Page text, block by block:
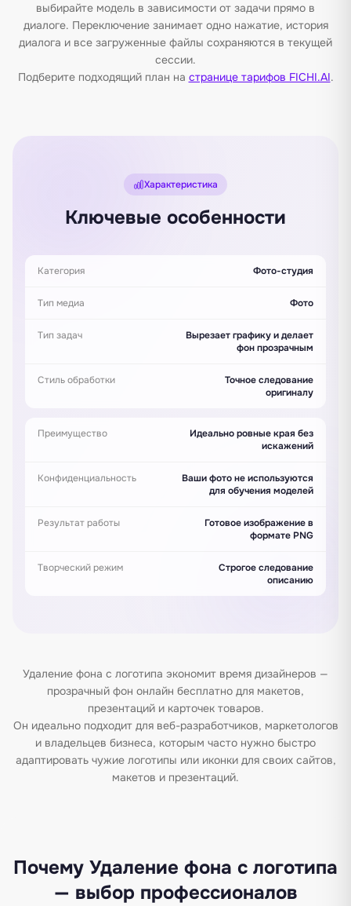
выбирайте модель в зависимости от задачи прямо в
диалоге. Переключение занимает одно нажатие, история
диалога и все загруженные файлы сохраняются в текущей
сессии.
Подберите подходящий план на странице тарифов FICHI.AI.
Характеристика
Ключевые особенности
Категория Фото-студия
Тип медиа Фото
Тип задач
Вырезает графику и делает
фон прозрачным
Стиль обработки
Точное следование
оригиналу
Преимущество
Идеально ровные края без
искажений
Конфиденциальность
Ваши фото не используются
для обучения моделей
Результат работы
Готовое изображение в
формате PNG
Творческий режим
Строгое следование
описанию
Удаление фона с логотипа экономит время дизайнеров —
прозрачный фон онлайн бесплатно для макетов,
презентаций и карточек товаров.
Он идеально подходит для веб-разработчиков, маркетологов
и владельцев бизнеса, которым часто нужно быстро
адаптировать чужие логотипы или иконки для своих сайтов,
макетов и презентаций.
Почему Удаление фона с логотипа
— выбор профессионалов